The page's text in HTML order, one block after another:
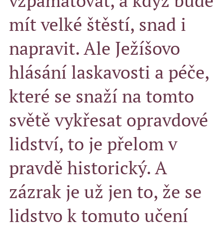
mít velké štěstí, snad i
napravit. Ale Ježíšovo
hlásání laskavosti a péče,
které se snaží na tomto
světě vykřesat opravdové
lidství, to je přelom v
pravdě historický. A
zázrak je už jen to, že se
lidstvo k tomuto učení